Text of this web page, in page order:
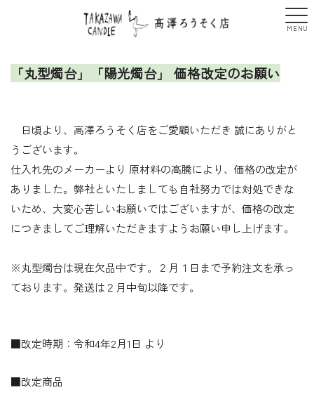
「丸型燭台」「陽光燭台」 価格改定のお願い
日頃より、高澤ろうそく店をご愛顧いただき 誠にありがと
うございます。
仕入れ先のメーカーより 原材料の高騰により、価格の改定が
ありました。弊社といたしましても自社努力では対処できな
いため、大変心苦しいお願いではございますが、価格の改定
につきましてご理解いただきますようお願い申し上げます。
※丸型燭台は現在欠品中です。２月１日まで予約注文を承っ
ております。発送は２月中旬以降です。
■改定時期：令和4年2月1日 より
■改定商品